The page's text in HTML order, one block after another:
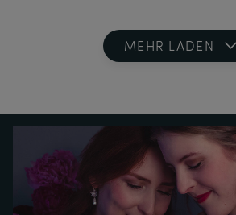
MEHR LADEN